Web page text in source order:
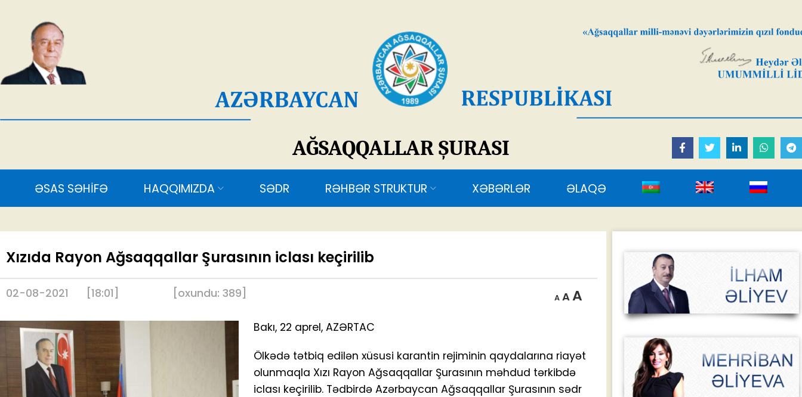
AĞSAQQALLAR ŞURASI
RƏHBƏR STRUKTUR XƏBƏRLƏR ƏLAQƏ
Xızıda Rayon Ağsaqqallar Şurasının iclası keçirilib
02-08-2021 [18:01] [oxundu: 389] A
Decrease
font
A Reset
AIncrease
Bakı, 22 aprel, AZƏRTAC
Ölkədə tətbiq edilən xüsusi karantin rejiminin qaydalarına riayət
olunmaqla Xızı Rayon Ağsaqqallar Şurasının məhdud tərkibdə
iclası keçirilib. Tədbirdə Azərbaycan Ağsaqqallar Şurasının sədr